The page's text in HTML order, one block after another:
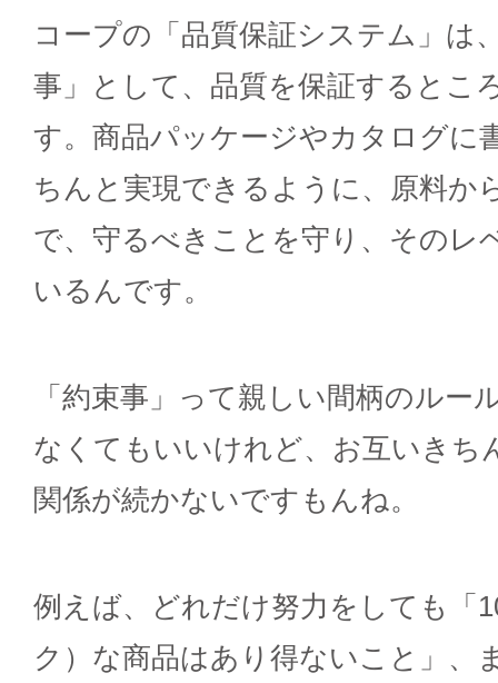
コープの「品質保証システム」は
事」として、品質を保証するとこ
す。商品パッケージやカタログに
ちんと実現できるように、原料か
で、守るべきことを守り、そのレ
いるんです。
「約束事」って親しい間柄のルー
なくてもいいけれど、お互いきち
関係が続かないですもんね。
例えば、どれだけ努力をしても「
ク）な商品はあり得ないこと」、